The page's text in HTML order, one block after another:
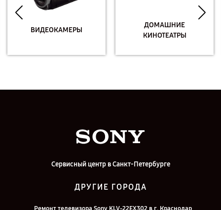
ВИДЕОКАМЕРЫ
ДОМАШНИЕ
КИНОТЕАТРЫ
Сервисный центр в Санкт-Петербурге
ДРУГИЕ ГОРОДА
Ремонт телевизора Sony KLV-22EX302 в г. Краснодар